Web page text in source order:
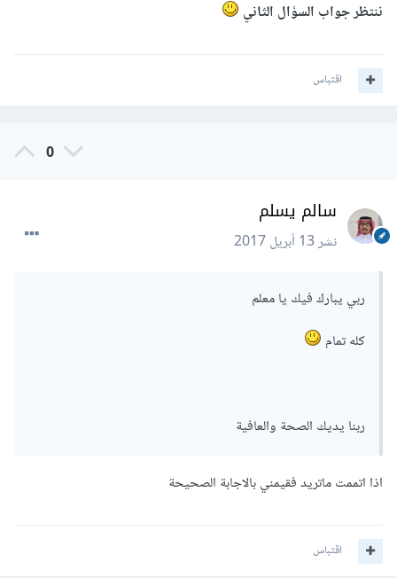
ننتظر جواب السؤال الثاني
اقتباس
0
سالم يسلم
نشر13 أبريل 2017
ربي يبارك فيك يا معلم
كله تمام
ربنا يديك الصحة والعافية
اذا اتممت ماتريد فقيمني بالاجابة الصحيحة
اقتباس